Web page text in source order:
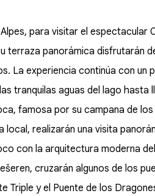
para visitar el espectacular
terraza panorámica disfrutarán
La experiencia continúa con un
tranquilas aguas del lago hasta
famosa por su campana de
local, realizarán una visita
con la arquitectura moderna
cruzarán algunos de los
y el Puente de los